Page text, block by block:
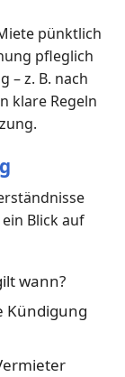
pünktlich
pfleglich
– z. B. nach
klare Regeln
Blick auf
wann?
Kündigung